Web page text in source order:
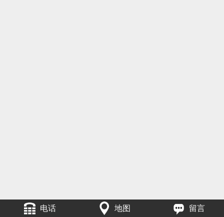
电话 地图 留言